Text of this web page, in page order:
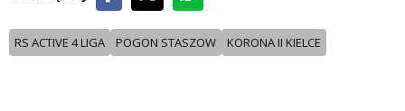
RS ACTIVE 4 LIGA POGON STASZOW KORONA II KIELCE